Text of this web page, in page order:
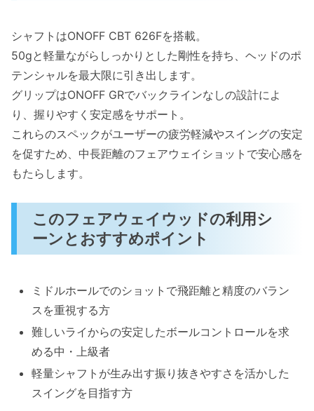
シャフトはONOFF CBT 626Fを搭載。
50gと軽量ながらしっかりとした剛性を持ち、ヘッドのポ
テンシャルを最大限に引き出します。
グリップはONOFF GRでバックラインなしの設計によ
り、握りやすく安定感をサポート。
これらのスペックがユーザーの疲労軽減やスイングの安定
を促すため、中長距離のフェアウェイショットで安心感を
もたらします。
このフェアウェイウッドの利用シ
ーンとおすすめポイント
ミドルホールでのショットで飛距離と精度のバラン
スを重視する方
難しいライからの安定したボールコントロールを求
める中・上級者
軽量シャフトが生み出す振り抜きやすさを活かした
スイングを目指す方